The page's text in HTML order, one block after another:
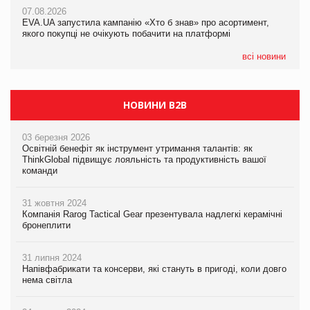
07.08.2026
EVA.UA запустила кампанію «Хто б знав» про асортимент,
якого покупці не очікують побачити на платформі
всі новини
05.08.2026
Мережа супермаркетів VARUS купує мережу магазинів
НОВИНИ B2B
03 березня 2026
Освітній бенефіт як інструмент утримання талантів: як
ThinkGlobal підвищує лояльність та продуктивність вашої
команди
31 жовтня 2024
Компанія Rarog Tactical Gear презентувала надлегкі керамічні
бронеплити
31 липня 2024
Напівфабрикати та консерви, які стануть в пригоді, коли довго
нема світла